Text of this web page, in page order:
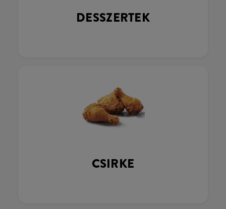
DESSZERTEK
CSIRKE